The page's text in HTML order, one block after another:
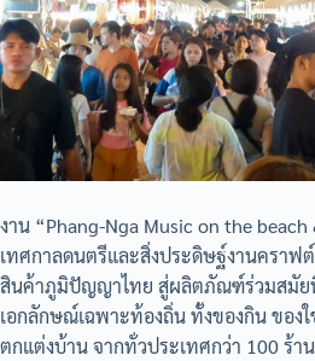
งาน “Phang-Nga Music on the
เทศกาลดนตรีและสิ่งประดิษฐ์งานคราฟ
สินค้าภูมิปัญญาไทย สู่ผลิตภัณฑ์ร่วมสมัยที่
เอกลักษณ์เฉพาะท้องถิ่น ทั้งของกิน ของ
ตกแต่งบ้าน จากทั่วประเทศกว่า 100 ร้า